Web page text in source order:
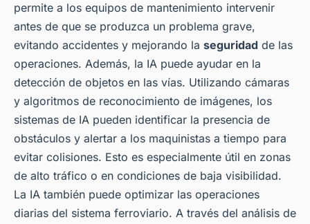
permite a los equipos de mantenimiento intervenir
antes de que se produzca un problema grave,
evitando accidentes y mejorando la seguridad de las
operaciones. Además, la IA puede ayudar en la
detección de objetos en las vías. Utilizando cámaras
y algoritmos de reconocimiento de imágenes, los
sistemas de IA pueden identificar la presencia de
obstáculos y alertar a los maquinistas a tiempo para
evitar colisiones. Esto es especialmente útil en zonas
de alto tráfico o en condiciones de baja visibilidad.
La IA también puede optimizar las operaciones
diarias del sistema ferroviario. A través del análisis de